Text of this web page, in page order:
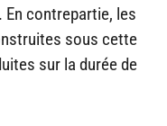
En contrepartie, les
sous cette
sur la durée de